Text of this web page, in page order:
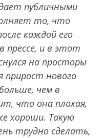
публичными
то, что
каждой его
прессе, и в этот
на просторы
прирост нового
чем в
что она плохая,
хороши. Такую
трудно сделать,